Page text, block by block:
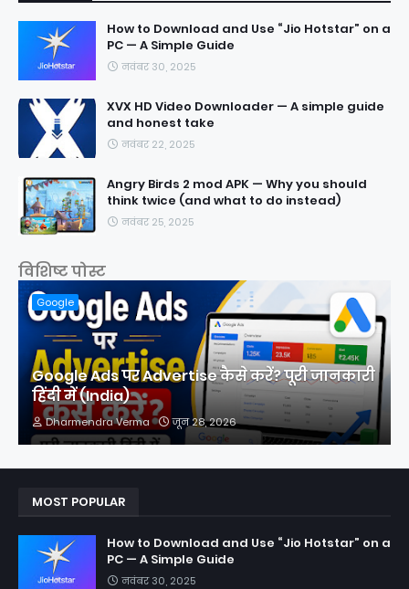
How to Download and Use “Jio Hotstar” on a
PC — A Simple Guide
नवंबर 30, 2025
XVX HD Video Downloader — A simple guide
and honest take
नवंबर 22, 2025
Angry Birds 2 mod APK — Why you should
think twice (and what to do instead)
नवंबर 25, 2025
विशिष्ट पोस्ट
Google
Google Ads पर Advertise कैसे करें? पूरी जानकारी
हिंदी में (India)
Dharmendra Verma जून 28, 2026
MOST POPULAR
How to Download and Use “Jio Hotstar” on a
PC — A Simple Guide
नवंबर 30, 2025